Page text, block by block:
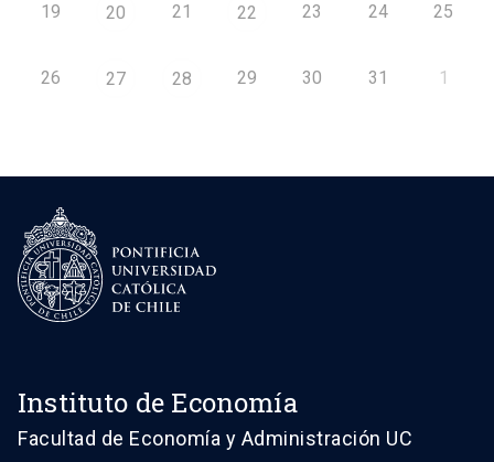
19 20 21 22 23 24 25
26 27 28 29 30 31 1
Instituto de Economía
Facultad de Economía y Administración UC